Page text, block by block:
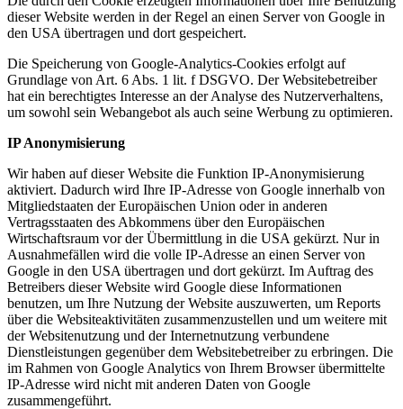
dieser Website werden in der Regel an einen Server von Google in
den USA übertragen und dort gespeichert.
Die Speicherung von Google-Analytics-Cookies erfolgt auf
Grundlage von Art. 6 Abs. 1 lit. f DSGVO. Der Websitebetreiber
hat ein berechtigtes Interesse an der Analyse des Nutzerverhaltens,
um sowohl sein Webangebot als auch seine Werbung zu optimieren.
IP Anonymisierung
Wir haben auf dieser Website die Funktion IP-Anonymisierung
aktiviert. Dadurch wird Ihre IP-Adresse von Google innerhalb von
Mitgliedstaaten der Europäischen Union oder in anderen
Vertragsstaaten des Abkommens über den Europäischen
Wirtschaftsraum vor der Übermittlung in die USA gekürzt. Nur in
Ausnahmefällen wird die volle IP-Adresse an einen Server von
Google in den USA übertragen und dort gekürzt. Im Auftrag des
Betreibers dieser Website wird Google diese Informationen
benutzen, um Ihre Nutzung der Website auszuwerten, um Reports
über die Websiteaktivitäten zusammenzustellen und um weitere mit
der Websitenutzung und der Internetnutzung verbundene
Dienstleistungen gegenüber dem Websitebetreiber zu erbringen. Die
im Rahmen von Google Analytics von Ihrem Browser übermittelte
IP-Adresse wird nicht mit anderen Daten von Google
zusammengeführt.